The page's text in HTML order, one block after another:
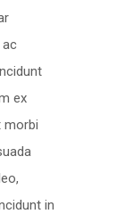
ac
ex
morbi
in